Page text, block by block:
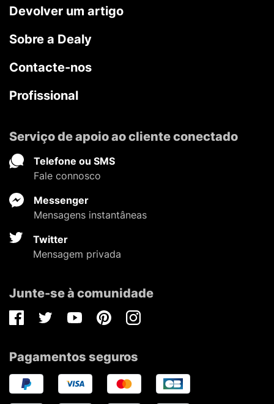
Devolver um artigo
Sobre a Dealy
Contacte-nos
Profissional
Serviço de apoio ao cliente conectado
Telefone ou SMS
Fale connosco
Messenger
Mensagens instantâneas
Twitter
Mensagem privada
Junte-se à comunidade
FacebookTwitterYoutubePinterestInstagram
Pagamentos seguros